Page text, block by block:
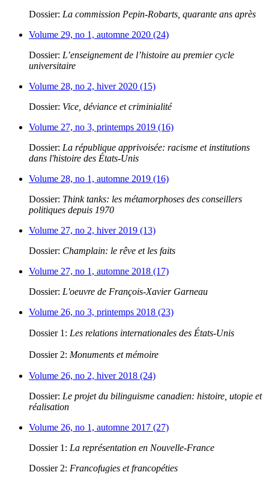
Dossier: La commission Pepin-Robarts, quarante ans après
Volume 29, no 1, automne 2020 (24)
Dossier: L’enseignement de l’histoire au premier cycle
universitaire
Volume 28, no 2, hiver 2020 (15)
Dossier: Vice, déviance et criminialité
Volume 27, no 3, printemps 2019 (16)
Dossier: La république apprivoisée: racisme et institutions
dans l'histoire des États-Unis
Volume 28, no 1, automne 2019 (16)
Dossier: Think tanks: les métamorphoses des conseillers
politiques depuis 1970
Volume 27, no 2, hiver 2019 (13)
Dossier: Champlain: le rêve et les faits
Volume 27, no 1, automne 2018 (17)
Dossier: L'oeuvre de François-Xavier Garneau
Volume 26, no 3, printemps 2018 (23)
Dossier 1: Les relations internationales des États-Unis
Dossier 2: Monuments et mémoire
Volume 26, no 2, hiver 2018 (24)
Dossier: Le projet du bilinguisme canadien: histoire, utopie et
réalisation
Volume 26, no 1, automne 2017 (27)
Dossier 1: La représentation en Nouvelle-France
Dossier 2: Francofugies et francopéties